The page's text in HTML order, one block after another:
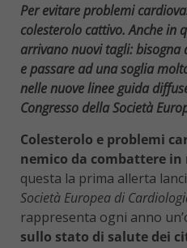
Per evitare problemi
colesterolo cattivo. Anche in
arrivano nuovi tagli:
e passare ad una soglia
nelle nuove linee guida
Congresso della Società
Colesterolo e problemi
nemico da combattere in
questa la prima allerta
Società Europea di
rappresenta ogni anno
sullo stato di salute dei